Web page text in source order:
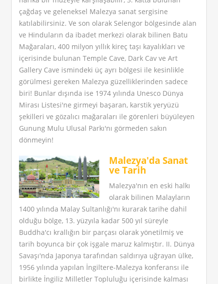
çağdaş ve geleneksel Malezya sanat sergisine
katılabilirsiniz. Ve son olarak Selengor bölgesinde alan
ve Hinduların da ibadet merkezi olarak bilinen Batu
Mağaraları, 400 milyon yıllık kireç taşı kayalıkları ve
içerisinde bulunan Temple Cave, Dark Cav ve Art
Gallery Cave ismindeki üç ayrı bölgesi ile kesinlikle
görülmesi gereken Malezya güzelliklerinden sadece
biri! Bunlar dışında ise 1974 yılında Unesco Dünya
Mirası Listesi'ne girmeyi başaran, karstik yeryüzü
şekilleri ve gözalıcı mağaraları ile görenleri büyüleyen
Gunung Mulu Ulusal Parkı'nı görmeden sakın
dönmeyin!
Malezya'da Sanat
ve Tarih
Malezya'nın en eski halkı
olarak bilinen Malayların
1400 yılında Malay Sultanlığı'nı kurarak tarihe dahil
olduğu bölge, 13. yüzyıla kadar 500 yıl süreyle
Buddha'cı krallığın bir parçası olarak yönetilmiş ve
tarih boyunca bir çok işgale maruz kalmıştır. II. Dünya
Savaşı'nda Japonya tarafından saldırıya uğrayan ülke,
1956 yılında yapılan İngiltere-Malezya konferansı ile
birlikte İngiliz Milletler Topluluğu içerisinde kalması